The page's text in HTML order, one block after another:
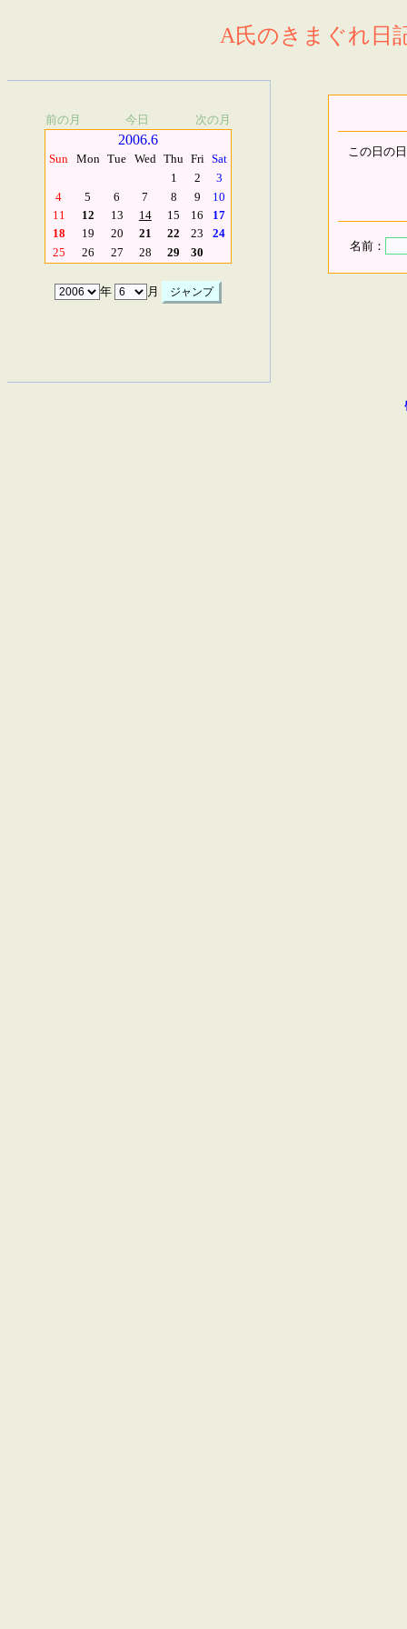
A氏のきまぐれ日
前の月 今日 次の月
2006.6
Sun Mon Tue Wed Thu Fri Sat
1
2
3
4
5 6 7 8 9
10
11
12 13 14 15 16
17
18
19 20 21 22 23
24
25
26 27 28 29 30
年 月
この日の
名前：